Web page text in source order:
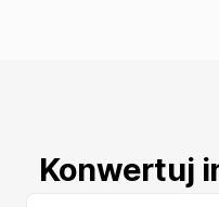
Konwertuj